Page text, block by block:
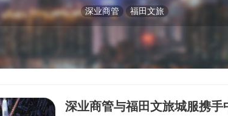
深业商管 福田文旅
深业商管与福田文旅城服携手